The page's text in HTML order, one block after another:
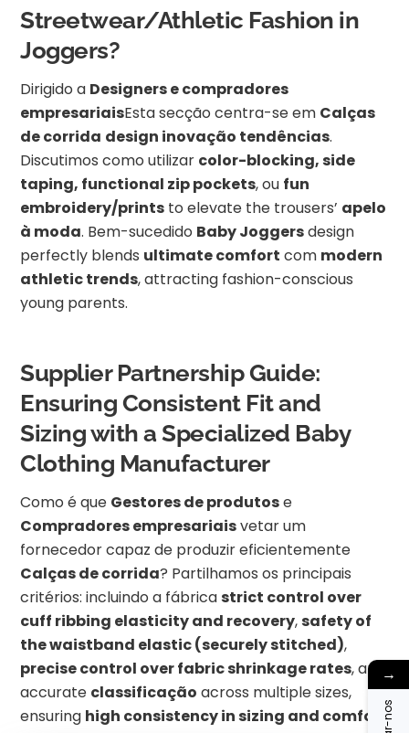
Streetwear/Athletic Fashion in
Joggers?
Dirigido a Designers e compradores
empresariaisEsta secção centra-se em Calças
de corrida design inovação tendências.
Discutimos como utilizar color-blocking, side
taping, functional zip pockets, ou fun
embroidery/prints to elevate the trousers’ apelo
à moda. Bem-sucedido Baby Joggersdesign
perfectly blends ultimate comfort com modern
athletic trends, attracting fashion-conscious
young parents.
Supplier Partnership Guide:
Ensuring Consistent Fit and
Sizing with a Specialized Baby
Clothing Manufacturer
Como é que Gestores de produtose
Compradores empresariaisvetar um
fornecedor capaz de produzir eficientemente
Calças de corrida? Partilhamos os principais
critérios: incluindo a fábrica strict control over
cuff ribbing elasticity and recovery, safety of
the waistband elastic (securely stitched),
precise control over fabric shrinkage rates, and
accurate classificação across multiple sizes,
ensuring high consistency in sizing and comfort
→